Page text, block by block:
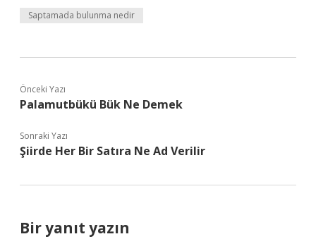
Saptamada bulunma nedir
Önceki Yazı
Palamutbükü Bük Ne Demek
Sonraki Yazı
Şiirde Her Bir Satıra Ne Ad Verilir
Bir yanıt yazın